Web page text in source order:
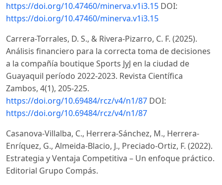
https://doi.org/10.47460/minerva.v1i3.15 DOI:
https://doi.org/10.47460/minerva.v1i3.15
Carrera-Torrales, D. S., & Rivera-Pizarro, C. F. (2025).
Análisis financiero para la correcta toma de decisiones
a la compañía boutique Sports JyJ en la ciudad de
Guayaquil período 2022-2023. Revista Científica
Zambos, 4(1), 205-225.
https://doi.org/10.69484/rcz/v4/n1/87 DOI:
https://doi.org/10.69484/rcz/v4/n1/87
Casanova-Villalba, C., Herrera-Sánchez, M., Herrera-
Enríquez, G., Almeida-Blacio, J., Preciado-Ortiz, F. (2022).
Estrategia y Ventaja Competitiva – Un enfoque práctico.
Editorial Grupo Compás.